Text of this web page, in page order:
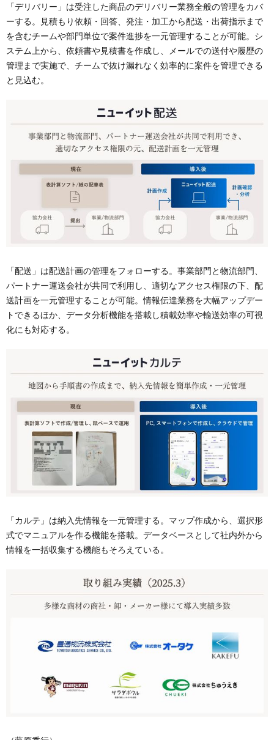
「デリバリー」は受注した商品のデリバリー業務全般の管理をカバ
ーする。見積もり依頼・回答、発注・加工から配送・出荷指示まで
を含むチームや部門単位で案件進捗を一元管理することが可能。シ
ステム上から、依頼書や見積書を作成し、メールでの送付や履歴の
管理まで実施で、チームで抜け漏れなく効率的に案件を管理できる
と見込む。
「配送」は配送計画の管理をフォローする。事業部門と物流部門、
パートナー運送会社が共同で利用し、適切なアクセス権限の下、配
送計画を一元管理することが可能。情報伝達業務を大幅アップデー
トできるほか、データ分析機能を搭載し積載効率や輸送効率の可視
化にも対応する。
「カルテ」は納入先情報を一元管理する。マップ作成から、選択形
式でマニュアルを作る機能を搭載。データベースとして社内外から
情報を一括収集する機能もそろえている。